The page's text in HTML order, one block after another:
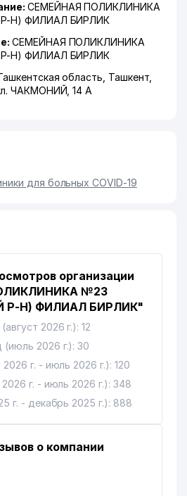
СЕМЕЙНАЯ ПОЛИКЛИНИКА
Н) ФИЛИАЛ БИРЛИК
СЕМЕЙНАЯ ПОЛИКЛИНИКА
Н) ФИЛИАЛ БИРЛИК
область Ташкент,
ЧАКМОНИЙ , 14 А
для больных COVID-19
организации
№23
Р-Н) ФИЛИАЛ БИРЛИК"
2026 г.): 12
2026 г.): 30
г. - июль 2026 г.): 120
г. - июль 2026 г.): 348
г. - декабрь 2025 г.): 888
о компании